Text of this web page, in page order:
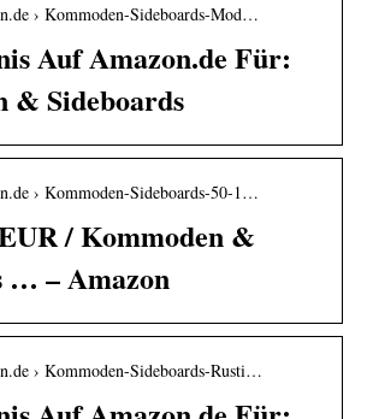
› Kommoden-Sideboards-Mod…
Auf Amazon.de Für:
& Sideboards
› Kommoden-Sideboards-50-1…
/ Kommoden &
… – Amazon
› Kommoden-Sideboards-Rusti…